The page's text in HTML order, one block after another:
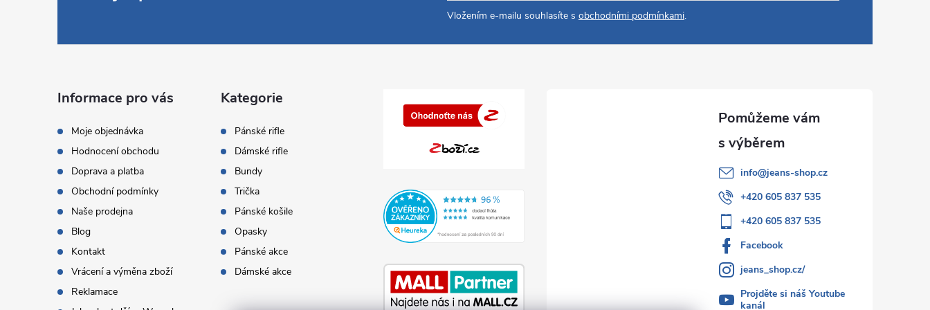
Vložením e-mailu souhlasíte s obchodními podmínkami.
Informace pro vás
Moje objednávka
Hodnocení obchodu
Doprava a platba
Obchodní podmínky
Naše prodejna
Blog
Kontakt
Vrácení a výměna zboží
Reklamace
Kategorie
Pánské rifle
Dámské rifle
Bundy
Trička
Pánské košile
Opasky
Pánské akce
Dámské akce
info@jeans-shop.cz
+420 605 837 535
+420 605 837 535
Facebook
jeans_shop.cz/
Projděte si náš Youtube
kanál